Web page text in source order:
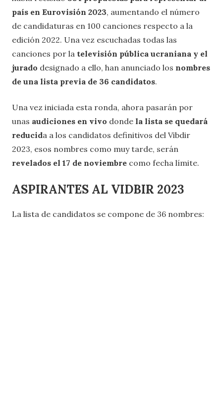
país en Eurovisión 2023, aumentando el número
de candidaturas en 100 canciones respecto a la
edición 2022. Una vez escuchadas todas las
canciones por la televisión pública ucraniana y el
jurado designado a ello, han anunciado los nombres
de una lista previa de 36 candidatos.
Una vez iniciada esta ronda, ahora pasarán por
unas audiciones en vivo donde la lista se quedará
reducida a los candidatos definitivos del Vibdir
2023, esos nombres como muy tarde, serán
revelados el 17 de noviembre como fecha límite.
ASPIRANTES AL VIDBIR 2023
La lista de candidatos se compone de 36 nombres: